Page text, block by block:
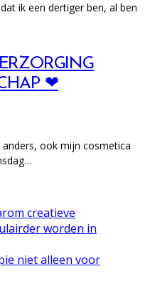
ik een dertiger ben, al ben
❤
ook mijn cosmetica
creatieve
worden in
niet alleen voor